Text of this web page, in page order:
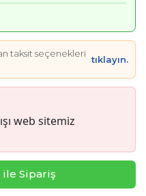
taksit seçenekleri
tıklayın.
web sitemiz
Sipariş